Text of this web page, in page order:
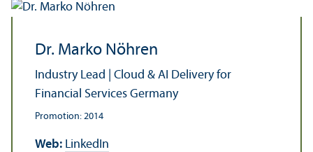
Dr. Marko Nöhren
Industry Lead | Cloud & AI Delivery for
Financial Services Germany
Promotion: 2014
Web: LinkedIn